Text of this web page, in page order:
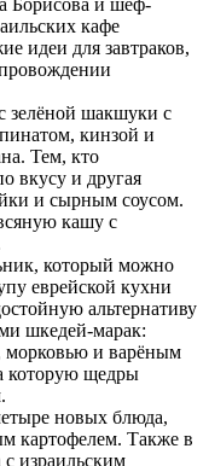
кафе
идеи для завтраков,
зелёной шакшуки с
кинзой и
Тем, кто
вкусу и другая
и сырным соусом.
кашу с
который можно
еврейской кухни
альтернативу
шкедей-марак:
морковью и варёным
которую щедры
новых блюда,
картофелем. Также в
израильским